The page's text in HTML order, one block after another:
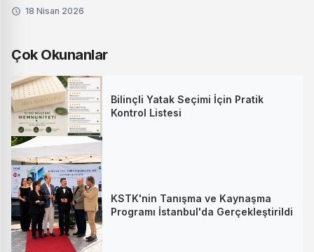
18 Nisan 2026
Çok Okunanlar
Bilinçli Yatak Seçimi İçin Pratik
Kontrol Listesi
KSTK'nin Tanışma ve Kaynaşma
Programı İstanbul'da Gerçekleştirildi